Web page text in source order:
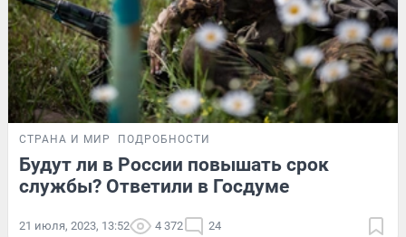
СТРАНА И МИР ПОДРОБНОСТИ
Будут ли в России повышать срок
службы? Ответили в Госдуме
21 июля, 2023, 13:52 4 372 24